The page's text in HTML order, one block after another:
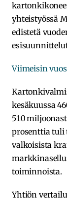
yhteistyössä
edistetä
Viimeisin
kesäkuussa
510
prosenttia tuli
valkoisista
toiminnoista.
Yhtiön